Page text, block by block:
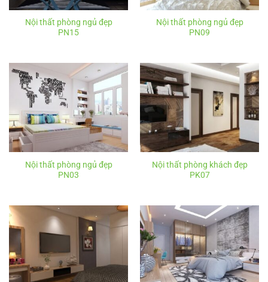
Nội thất phòng ngủ đẹp
PN15
Nội thất phòng ngủ đẹp
PN09
Nội thất phòng ngủ đẹp
PN03
Nội thất phòng khách đẹp
PK07